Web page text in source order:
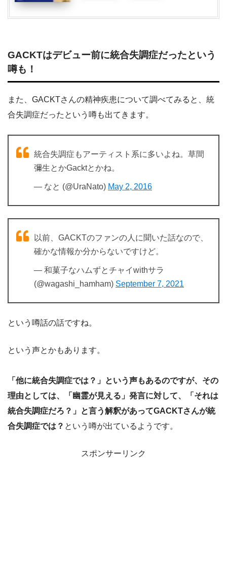
GACKTはデビュー前に統合失調症だったという
噂も！
また、GACKTさんの精神疾患について調べてみると、統
合失調症だったという噂も出てきます。
統合失調症もアーティスト系に多いよね。草間
彌生とかGacktとかね。
— なと (@UraNato) May 2, 2016
以前、GACKTのファンの人に聞いた話なので、
確かな情報か分からないですけど。
— 和菓子なハムずとチャイwithサラ
(@wagashi_hamham) September 7, 2021
という噂話の話ですね。
という声とかもあります。
「他に統合失調症では？」という声もあるのですが、その
理由としては、「幽霊が見える」発言に対して、「それは
統合失調症だろ？」と言う解釈があってGACKTさんが統
合失調症では？ という噂が出ているようです。
スポンサーリンク